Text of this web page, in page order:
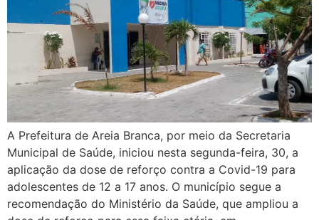
A Prefeitura de Areia Branca, por meio da Secretaria
Municipal de Saúde, iniciou nesta segunda-feira, 30, a
aplicação da dose de reforço contra a Covid-19 para
adolescentes de 12 a 17 anos. O município segue a
recomendação do Ministério da Saúde, que ampliou a